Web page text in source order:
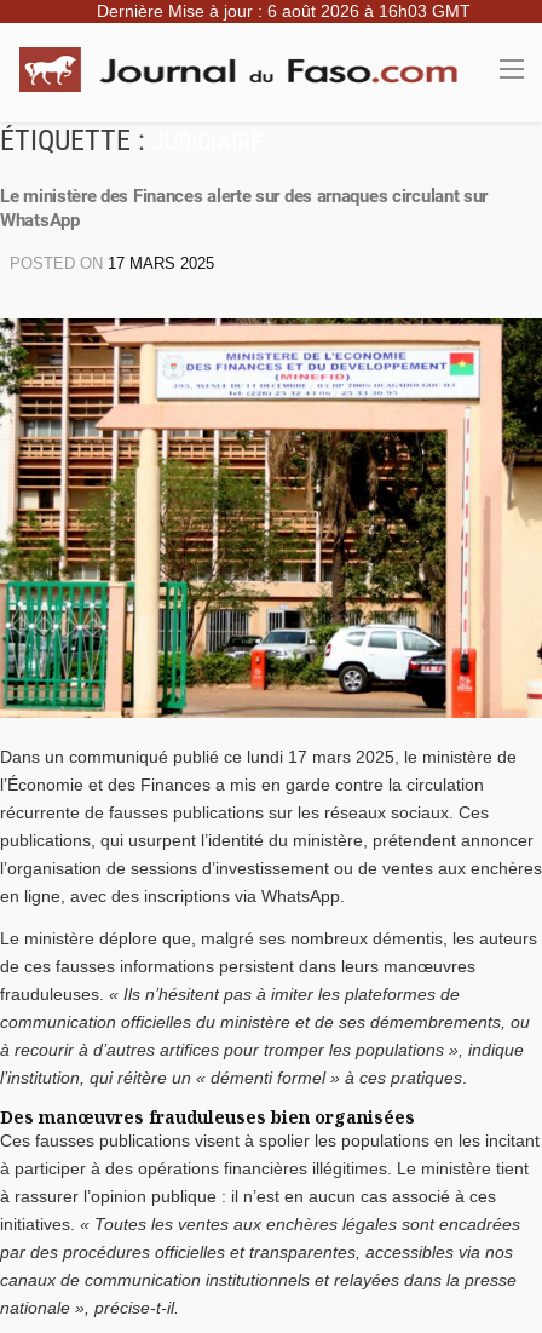
Dernière Mise à jour : 6 août 2026 à 16h03 GMT
ÉTIQUETTE :
Le ministère des Finances alerte sur des arnaques circulant sur
WhatsApp
POSTED ON 17 MARS 2025
Dans un communiqué publié ce lundi 17 mars 2025, le ministère de
l’Économie et des Finances a mis en garde contre la circulation
récurrente de fausses publications sur les réseaux sociaux. Ces
publications, qui usurpent l’identité du ministère, prétendent annoncer
l’organisation de sessions d’investissement ou de ventes aux enchères
en ligne, avec des inscriptions via WhatsApp.
Le ministère déplore que, malgré ses nombreux démentis, les auteurs
de ces fausses informations persistent dans leurs manœuvres
frauduleuses. « Ils n’hésitent pas à imiter les plateformes de
communication officielles du ministère et de ses démembrements, ou
à recourir à d’autres artifices pour tromper les populations », indique
l’institution, qui réitère un « démenti formel » à ces pratiques.
Des manœuvres frauduleuses bien organisées
Ces fausses publications visent à spolier les populations en les incitant
à participer à des opérations financières illégitimes. Le ministère tient
à rassurer l’opinion publique : il n’est en aucun cas associé à ces
initiatives. « Toutes les ventes aux enchères légales sont encadrées
par des procédures officielles et transparentes, accessibles via nos
canaux de communication institutionnels et relayées dans la presse
nationale », précise-t-il.